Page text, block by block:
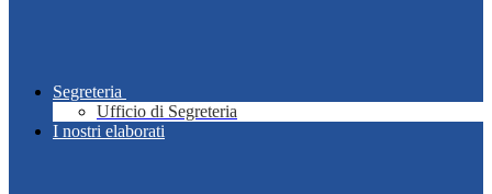
Segreteria
Ufficio di Segreteria
I nostri elaborati